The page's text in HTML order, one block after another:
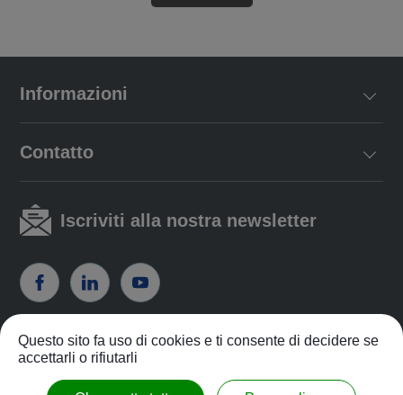
Informazioni
Contatto
Iscriviti alla nostra newsletter
politica sulla riservatezza
COPYRIGHT ©2026
Charder Electronic Co., Ltd.
Questo sito fa uso di cookies e ti consente di decidere se
accettarli o rifiutarli